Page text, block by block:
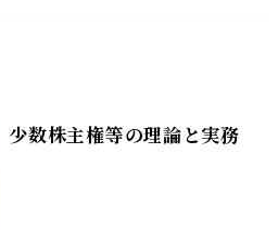
少数株主権等の理論と実務